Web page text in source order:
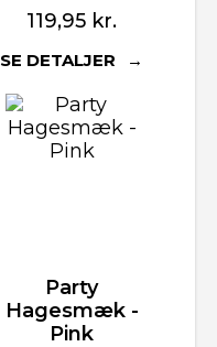
119,95 kr.
SE DETALJER
Party
Hagesmæk -
Pink